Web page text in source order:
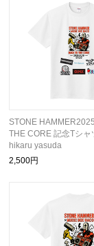
STONE
THE CORE 記念Tシャ
hikaru yasuda
2,500円